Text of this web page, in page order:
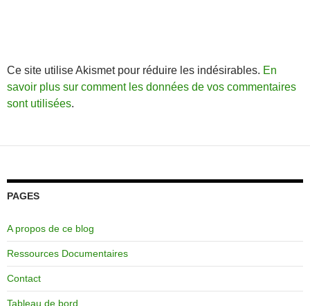
Ce site utilise Akismet pour réduire les indésirables. En
savoir plus sur comment les données de vos commentaires
sont utilisées.
PAGES
A propos de ce blog
Ressources Documentaires
Contact
Tableau de bord